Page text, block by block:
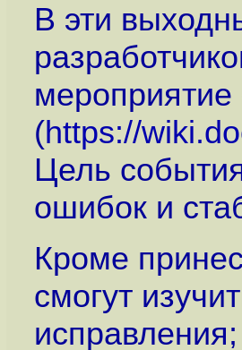
В эти
(https://
Цель
ошибок и
Кроме
смогут